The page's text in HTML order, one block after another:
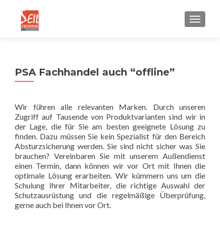
PSA Fachhandel auch “offline”
Wir führen alle relevanten Marken. Durch unseren
Zugriff auf Tausende von Produktvarianten sind wir in
der Lage, die für Sie am besten geeignete Lösung zu
finden. Dazu müssen Sie kein Spezialist für den Bereich
Absturzsicherung werden. Sie sind nicht sicher was Sie
brauchen? Vereinbaren Sie mit unserem Außendienst
einen Termin, dann können wir vor Ort mit Ihnen die
optimale Lösung erarbeiten. Wir kümmern uns um die
Schulung Ihrer Mitarbeiter, die richtige Auswahl der
Schutzausrüstung und die regelmäßige Überprüfung,
gerne auch bei Ihnen vor Ort.